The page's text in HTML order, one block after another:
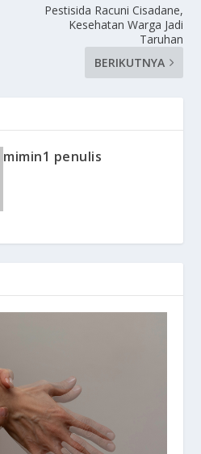
Pestisida Racuni Cisadane,
Kesehatan Warga Jadi
Taruhan
BERIKUTNYA
mimin1 penulis